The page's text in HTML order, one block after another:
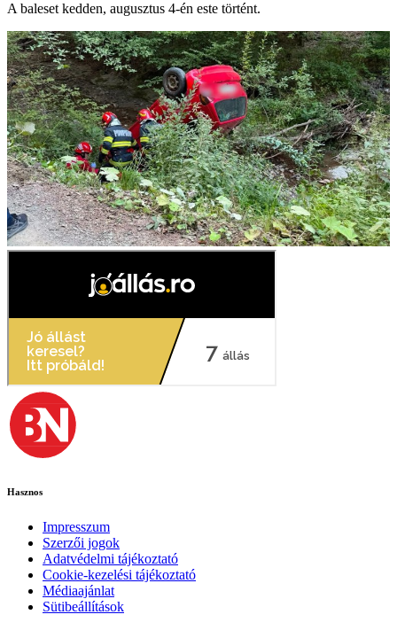
A baleset kedden, augusztus 4-én este történt.
Hasznos
Impresszum
Szerzői jogok
Adatvédelmi tájékoztató
Cookie-kezelési tájékoztató
Médiaajánlat
Sütibeállítások